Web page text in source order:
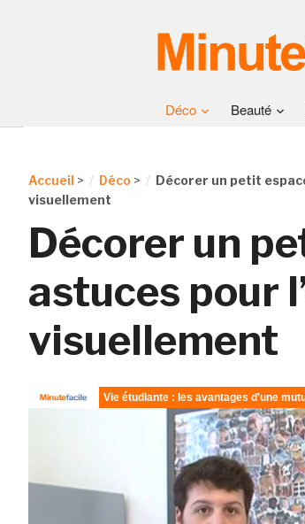
Déco Beauté
Accueil > Déco >
Décorer un petit
visuellement
Décorer un
astuces pour
visuellement